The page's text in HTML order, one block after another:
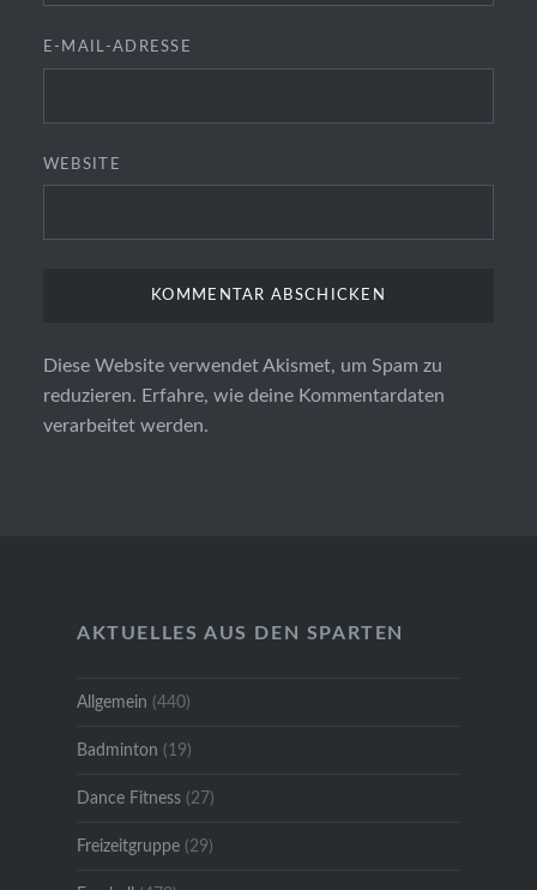
E-MAIL-ADRESSE
WEBSITE
Diese Website verwendet Akismet, um Spam zu
reduzieren. Erfahre, wie deine Kommentardaten
verarbeitet werden.
AKTUELLES AUS DEN SPARTEN
Allgemein (440)
Badminton (19)
Dance Fitness(27)
Freizeitgruppe(29)